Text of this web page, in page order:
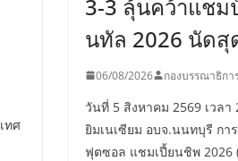
ทศ
3-3 ลุ้นคว้าแชม
นทัล 2026 นัดสุ
06/08/2026 กองบรรณาธิกา
วันที่ 5 สิงหาคม 2569 เวล
ยิมเนเซียม อบจ.นนทบุรี ก
ฟุตซอล แชมเปี้ยนชิพ 2026